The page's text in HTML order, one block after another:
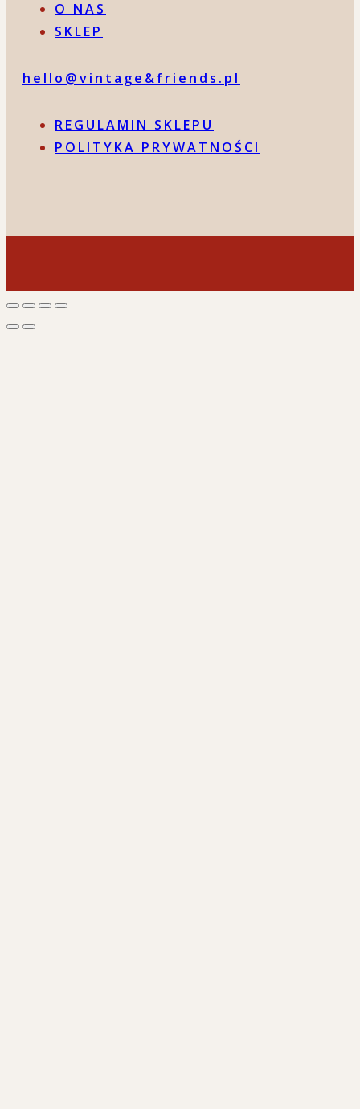
O NAS
SKLEP
hello@vintage&friends.pl
REGULAMIN SKLEPU
POLITYKA PRYWATNOŚCI